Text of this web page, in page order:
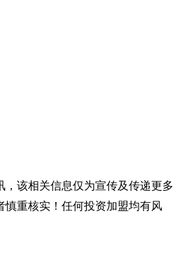
该相关信息仅为宣传及传递更多
慎重核实！任何投资加盟均有风